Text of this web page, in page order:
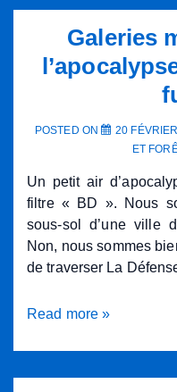
la
rencontre
Actierra
la
suite
de
la
pétition
l’utilisation
plastique
Galeries
POSTED ON 20
ET
Un petit air
filtre « BD ». Nous
sous-sol d’une ville
Non, nous sommes
de traverser La
Galeries
et
l’apocalypse.
Read more »